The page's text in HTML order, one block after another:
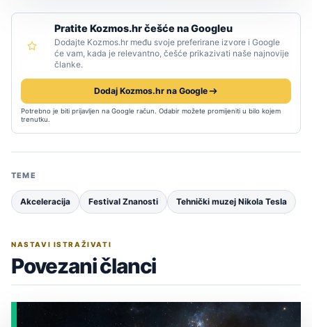
Pratite Kozmos.hr češće na Googleu
Dodajte Kozmos.hr među svoje preferirane izvore i Google
će vam, kada je relevantno, češće prikazivati naše najnovije
članke.
Dodaj Kozmos.hr na Google
Potrebno je biti prijavljen na Google račun. Odabir možete promijeniti u bilo kojem
trenutku.
TEME
Akceleracija Festival Znanosti Tehnički muzej Nikola Tesla
NASTAVI ISTRAŽIVATI
Povezani članci